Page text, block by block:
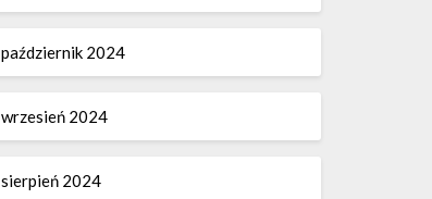
październik 2024
wrzesień 2024
sierpień 2024